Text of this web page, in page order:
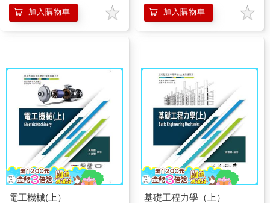
加入購物車 加入購物車
電工機械(上） 基礎工程力學（上）